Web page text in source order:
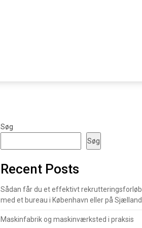
Søg
Søg
Recent Posts
Sådan får du et effektivt rekrutteringsforløb
med et bureau i København eller på Sjælland
Maskinfabrik og maskinværksted i praksis